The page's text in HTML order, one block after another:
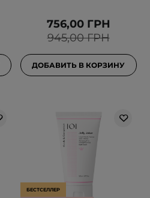
945,00 ГРН
756,00 ГРН
ДОБАВИТЬ В КОРЗИНУ
БЕСТСЕЛЛЕР